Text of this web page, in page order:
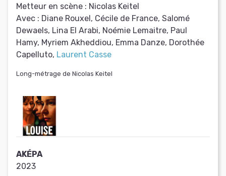
Metteur en scène : Nicolas Keitel
Avec : Diane Rouxel, Cécile de France, Salomé
Dewaels, Lina El Arabi, Noémie Lemaitre, Paul
Hamy, Myriem Akheddiou, Emma Danze, Dorothée
Capelluto, Laurent Casse
Long-métrage de Nicolas Keitel
AKÉPA
2023